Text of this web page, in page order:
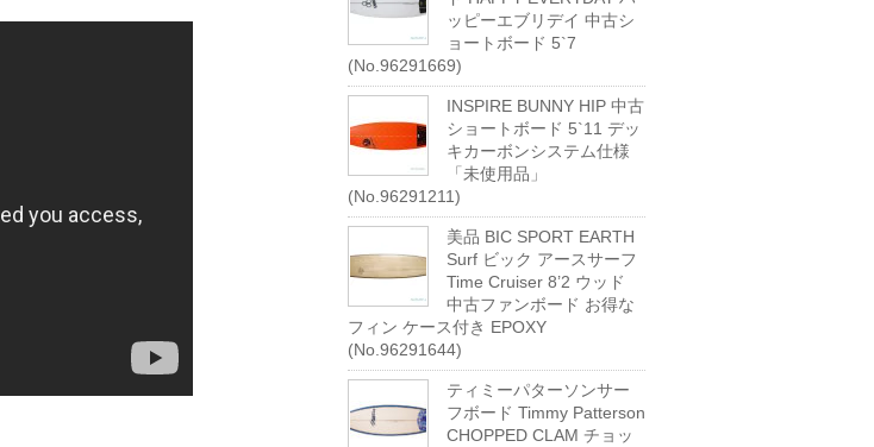
ッピーエブリデイ 中古シ
ョートボード 5`7
(No.96291669)
INSPIRE BUNNY HIP 中古
ショートボード 5`11 デッ
キカーボンシステム仕様
「未使用品」
(No.96291211)
美品 BIC SPORT EARTH
Surf ビック アースサーフ
Time Cruiser 8’2 ウッド
中古ファンボード お得な
フィン ケース付き EPOXY
(No.96291644)
ティミーパターソンサー
フボード Timmy Patterson
CHOPPED CLAM チョッ